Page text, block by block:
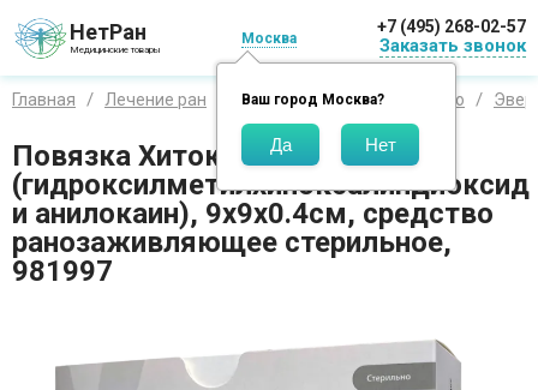
НетРан
Медицинские товары
Москва
Ваш город Москва?
+7 (495) 268-02-57
Заказать звонок
Главная Лечение ран Средства по производителю
Повязка Хитокол-ДА
(гидроксилметилхиноксалиндиоксид
и анилокаин), 9х9х0.4см, средство
ранозаживляющее стерильное,
981997